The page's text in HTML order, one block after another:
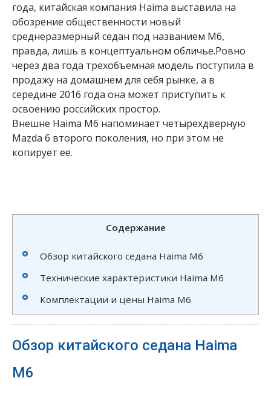
года, китайская компания Haima выставила на
обозрение общественности новый
среднеразмерный седан под названием М6,
правда, лишь в концептуальном обличье.Ровно
через два года трехобъемная модель поступила в
продажу на домашнем для себя рынке, а в
середине 2016 года она может приступить к
освоению российских простор.
Внешне Haima M6 напоминает четырехдверную
Mazda 6 второго поколения, но при этом не
копирует ее.
Содержание
Обзор китайского седана Haima M6
Технические характеристики Haima M6
Комплектации и цены Haima M6
Обзор китайского седана Haima
M6